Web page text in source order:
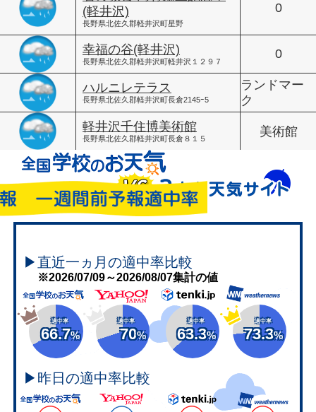
(軽井沢)
長野県北佐久郡軽井沢町星野
0
幸福の谷(軽井沢)
長野県北佐久郡軽井沢町軽井沢１２９７
0
ハルニレテラス
長野県北佐久郡軽井沢町長倉2145ｰ5
ランドマー
ク
軽井沢千住博美術館
長野県北佐久郡軽井沢町長倉８１５
美術館
▶直近一ヵ月の適中率比較
※2026/07/09～2026/08/07集計の値
適中率
66.7%
適中率
70%
適中率
63.3%
適中率
73.3%
▶昨日の適中率比較